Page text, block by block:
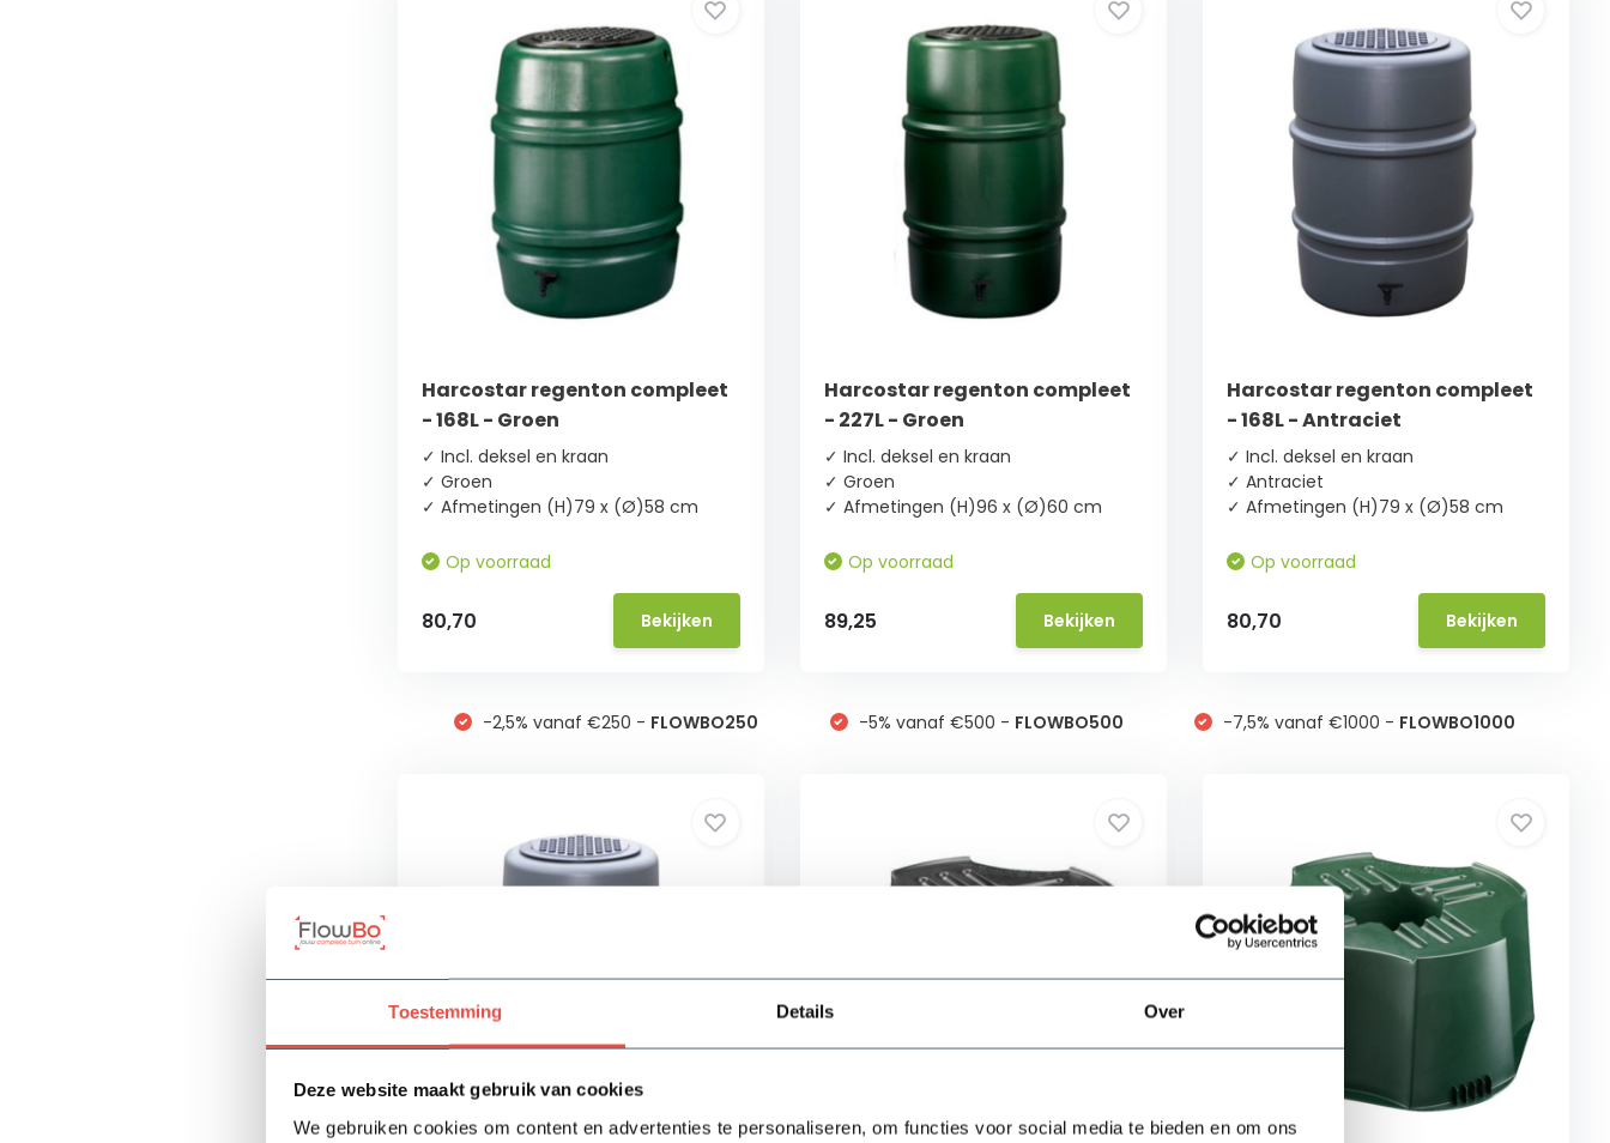
Toestemming Details Over
Deze website maakt gebruik van cookies
We gebruiken cookies om content en advertenties te personaliseren, om functies voor social media te bieden en om ons
Harcostar regenton compleet
- 168L - Groen
✓ Incl. deksel en kraan
✓ Groen
✓ Afmetingen (H)79 x (Ø)58 cm
Op voorraad
80,70 Bekijken
Harcostar regenton compleet
- 227L - Groen
✓ Incl. deksel en kraan
✓ Groen
✓ Afmetingen (H)96 x (Ø)60 cm
Op voorraad
89,25 Bekijken
Harcostar regenton compleet
- 168L - Antraciet
✓ Incl. deksel en kraan
✓ Antraciet
✓ Afmetingen (H)79 x (Ø)58 cm
Op voorraad
80,70 Bekijken
-2,5% vanaf €250 - FLOWBO250 -5% vanaf €500 - FLOWBO500 -7,5% vanaf €1000 - FLOWBO1000